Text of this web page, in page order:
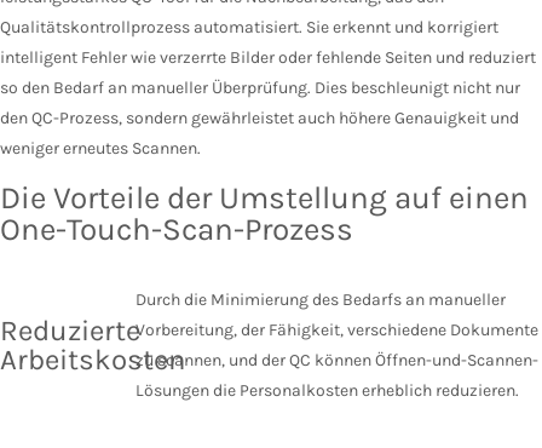
Qualitätskontrollprozess automatisiert. Sie erkennt und korrigiert
intelligent Fehler wie verzerrte Bilder oder fehlende Seiten und reduziert
so den Bedarf an manueller Überprüfung. Dies beschleunigt nicht nur
den QC-Prozess, sondern gewährleistet auch höhere Genauigkeit und
weniger erneutes Scannen.
Die Vorteile der Umstellung auf einen
One-Touch-Scan-Prozess
Reduzierte
Arbeitskosten
Durch die Minimierung des Bedarfs an manueller
Vorbereitung, der Fähigkeit, verschiedene Dokumente
zu scannen, und der QC können Öffnen-und-Scannen-
Lösungen die Personalkosten erheblich reduzieren.